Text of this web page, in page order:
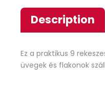
Description
Ez a praktikus 9
üvegek és flakonok